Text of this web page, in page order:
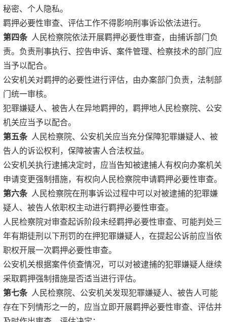
秘密、个人隐私。
羁押必要性审查、评估工作不得影响刑事诉讼依法进行。
第四条 人民检察院依法开展羁押必要性审查，由捕诉部门负
责。负责刑事执行、控告申诉、案件管理、检察技术的部门应
当予以配合。
公安机关对羁押的必要性进行评估，由办案部门负责，法制部
门统一审核。
犯罪嫌疑人、被告人在异地羁押的，羁押地人民检察院、公安
机关应当予以配合。
第五条 人民检察院、公安机关应当充分保障犯罪嫌疑人、被
告人的诉讼权利，保障被害人合法权益。
公安机关执行逮捕决定时，应当告知被逮捕人有权向办案机关
申请变更强制措施，有权向人民检察院申请羁押必要性审查。
第六条 人民检察院在刑事诉讼过程中可以对被逮捕的犯罪嫌
疑人、被告人依职权主动进行羁押必要性审查。
人民检察院对审查起诉阶段未经羁押必要性审查、可能判处三
年有期徒刑以下刑罚的在押犯罪嫌疑人，在提起公诉前应当依
职权开展一次羁押必要性审查。
公安机关根据案件侦查情况，可以对被逮捕的犯罪嫌疑人继续
采取羁押强制措施是否适当进行评估。
第七条人民检察院、公安机关发现犯罪嫌疑人、被告人可能
存在下列情形之一的，应当立即开展羁押必要性审查、评估并